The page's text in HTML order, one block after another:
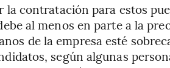
la contratación para estos
al menos en parte a la
de la empresa esté
según algunas